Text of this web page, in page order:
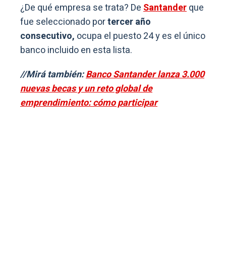
¿De qué empresa se trata? DeSantanderque
fue seleccionado portercer año
consecutivo, ocupa el puesto 24 y es el único
banco incluido en esta lista.
//Mirá también:Banco Santander lanza 3.000
nuevas becas y un reto global de
emprendimiento: cómo participar